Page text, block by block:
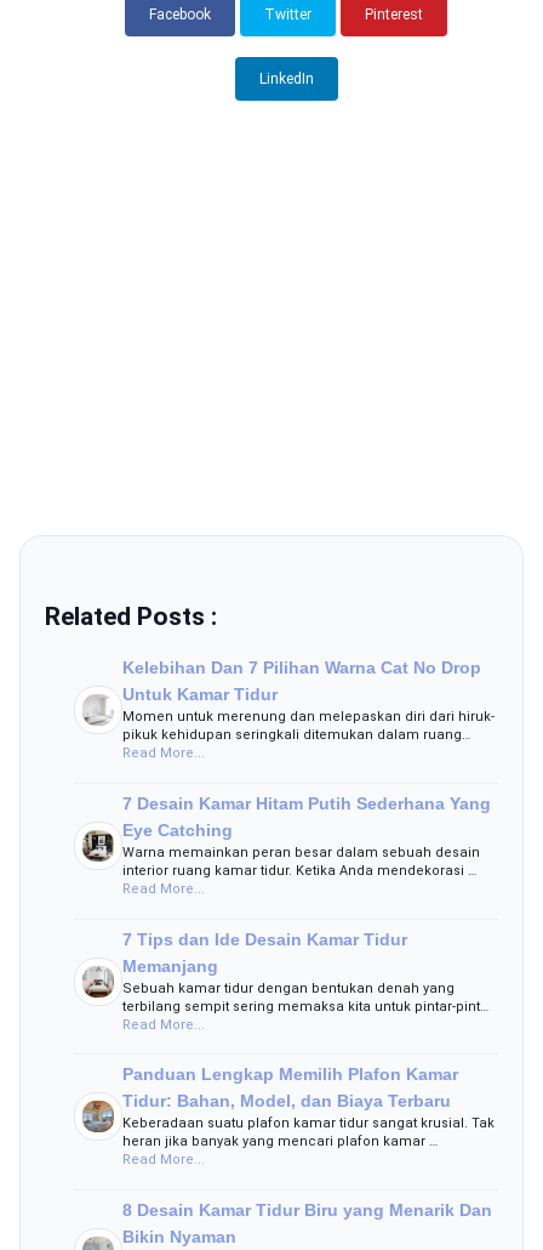
Facebook Twitter Pinterest
LinkedIn
Related Posts :
Kelebihan Dan 7 Pilihan Warna Cat No Drop
Untuk Kamar Tidur
Momen untuk merenung dan melepaskan diri dari hiruk-
pikuk kehidupan seringkali ditemukan dalam ruang…
Read More...
7 Desain Kamar Hitam Putih Sederhana Yang
Eye Catching
Warna memainkan peran besar dalam sebuah desain
interior ruang kamar tidur. Ketika Anda mendekorasi …
Read More...
7 Tips dan Ide Desain Kamar Tidur
Memanjang
Sebuah kamar tidur dengan bentukan denah yang
terbilang sempit sering memaksa kita untuk pintar-pint…
Read More...
Panduan Lengkap Memilih Plafon Kamar
Tidur: Bahan, Model, dan Biaya Terbaru
Keberadaan suatu plafon kamar tidur sangat krusial. Tak
heran jika banyak yang mencari plafon kamar …
Read More...
8 Desain Kamar Tidur Biru yang Menarik Dan
Bikin Nyaman